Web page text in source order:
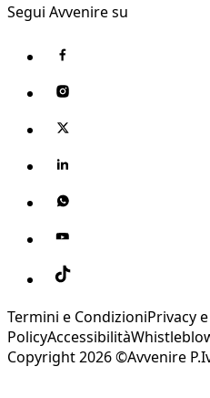
Segui Avvenire su
Termini e CondizioniPrivacy
PolicyAccessibilità
Copyright 2026 ©Avvenire